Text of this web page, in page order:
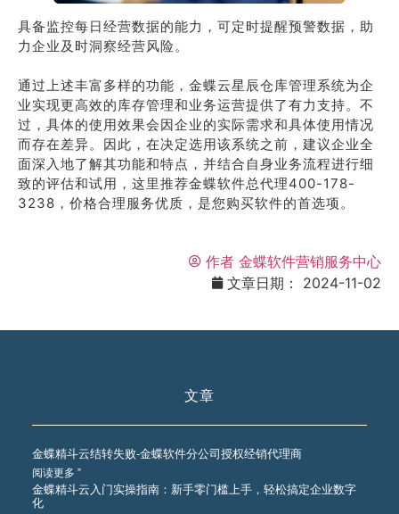
具备监控每日经营数据的能力，可定时提醒预警数据，助
力企业及时洞察经营风险。
通过上述丰富多样的功能，金蝶云星辰仓库管理系统为企
业实现更高效的库存管理和业务运营提供了有力支持。不
过，具体的使用效果会因企业的实际需求和具体使用情况
而存在差异。因此，在决定选用该系统之前，建议企业全
面深入地了解其功能和特点，并结合自身业务流程进行细
致的评估和试用，这里推荐金蝶软件总代理400-178-
3238，价格合理服务优质，是您购买软件的首选项。
作者 金蝶软件营销服务中心
文章日期：
2024-11-02
文章
金蝶精斗云结转失败-金蝶软件分公司授权经销代理商
阅读更多 ”
金蝶精斗云入门实操指南：新手零门槛上手，轻松搞定企业数字
化